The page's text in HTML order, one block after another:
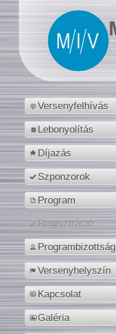
Versenyfelhívás
Lebonyolítás
Díjazás
Szponzorok
Program
Regisztráció
Programbizottság
Versenyhelyszín
Kapcsolat
Galéria